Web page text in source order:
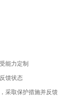
能力定制
馈状态
采取保护措施并反馈